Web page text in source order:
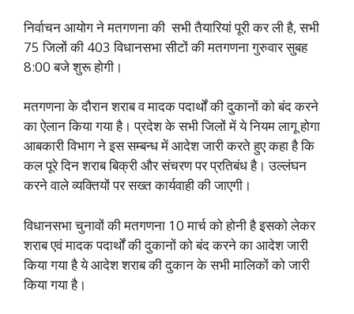
निर्वाचन आयोग ने मतगणना की सभी तैयारियां पूरी कर ली है, सभी
75 जिलों की 403 विधानसभा सीटों की मतगणना गुरुवार सुबह
8:00 बजे शुरू होगी।
मतगणना के दौरान शराब व मादक पदार्थों की दुकानों को बंद करने
का ऐलान किया गया है। प्रदेश के सभी जिलों में ये नियम लागू होगा
आबकारी विभाग ने इस सम्बन्ध में आदेश जारी करते हुए कहा है कि
कल पूरे दिन शराब बिक्री और संचरण पर प्रतिबंध है। उल्लंघन
करने वाले व्यक्तियों पर सख्त कार्यवाही की जाएगी।
विधानसभा चुनावों की मतगणना 10 मार्च को होनी है इसको लेकर
शराब एवं मादक पदार्थों की दुकानों को बंद करने का आदेश जारी
किया गया है ये आदेश शराब की दुकान के सभी मालिकों को जारी
किया गया है।